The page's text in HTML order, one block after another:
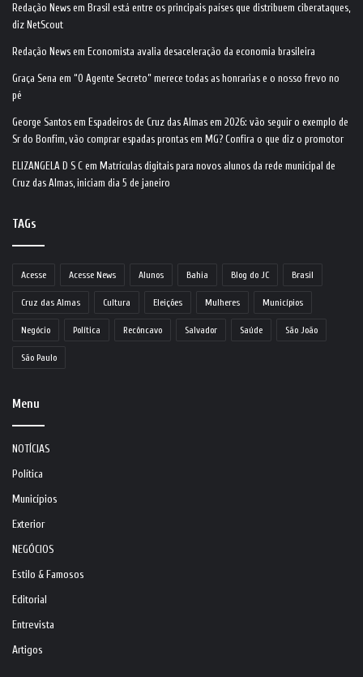
Redação News em Brasil está entre os principais países que distribuem ciberataques,
diz NetScout
Redação News em Economista avalia desaceleração da economia brasileira
Graça Sena em “O Agente Secreto” merece todas as honrarias e o nosso frevo no
pé
George Santos em Espadeiros de Cruz das Almas em 2026: vão seguir o exemplo de
Sr do Bonfim, vão comprar espadas prontas em MG? Confira o que diz o promotor
ELIZANGELA D S C em Matrículas digitais para novos alunos da rede municipal de
Cruz das Almas, iniciam dia 5 de janeiro
TAGs
Acesse Acesse News Alunos Bahia Blog do JC Brasil
Cruz das Almas Cultura Eleições Mulheres Municípios
Negócio Política Recôncavo Salvador Saúde São João
São Paulo
Menu
NOTÍCIAS
Política
Municípios
Exterior
NEGÓCIOS
Estilo & Famosos
Editorial
Entrevista
Artigos